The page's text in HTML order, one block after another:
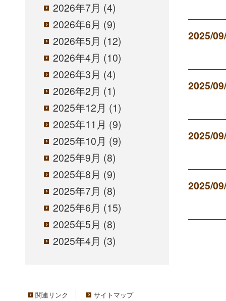
2026年7月 (4)
2026年6月 (9)
2026年5月 (12)
2026年4月 (10)
2026年3月 (4)
2026年2月 (1)
2025年12月 (1)
2025年11月 (9)
2025年10月 (9)
2025年9月 (8)
2025年8月 (9)
2025年7月 (8)
2025年6月 (15)
2025年5月 (8)
2025年4月 (3)
2025/
2025/
2025/
2025/
関連リンク サイトマップ